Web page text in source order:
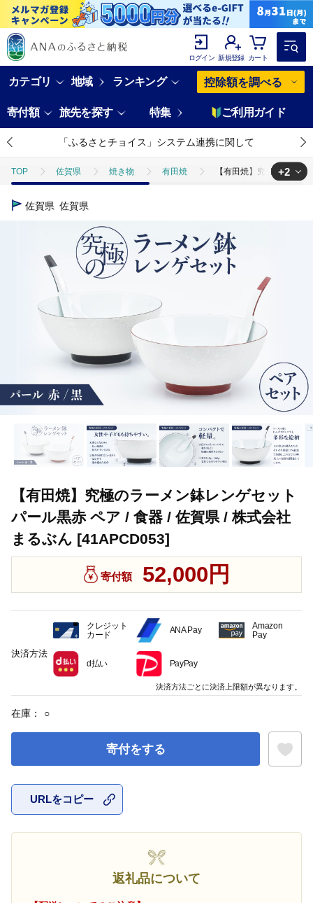
ログイン 新規登録 カート
カテゴリ 地域 ランキング 控除額を調べる
寄付額 旅先を探す 特集 ご利用ガイド
「ふるさとチョイス」システム連携に関して
TOP 佐賀県 焼き物 有田焼 【有田焼】究極のラー
TOP
日用品・雑貨
+2
佐賀県 佐賀県
【有田焼】究極のラーメン鉢レンゲセット
パール黒赤 ペア / 食器 / 佐賀県 / 株式会社
まるぶん [41APCD053]
寄付額 52,000円
在庫： ○
寄付をする
URLをコピー
返礼品について
決済方法
クレジット
カード
ANA Pay
Amazon
Pay
d払い PayPay
決済方法ごとに決済上限額が異なります。